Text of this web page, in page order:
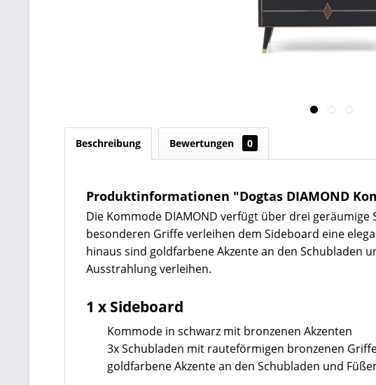
Beschreibung Bewertungen 0
Produktinformationen "Dogtas DIAMOND
Die Kommode DIAMOND verfügt über drei
besonderen Griffe verleihen dem Sideboard eine
hinaus sind goldfarbene Akzente an den Schubladen
Ausstrahlung verleihen.
1 x Sideboard
Kommode in schwarz mit bronzenen Akzenten
3x Schubladen mit rauteförmigen bronzenen
goldfarbene Akzente an den Schubladen und